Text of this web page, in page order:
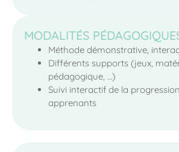
MODALITÉS
Méthode démonstrative,
Différents supports (jeux,
pédagogique, …)
Suivi interactif de la
apprenants